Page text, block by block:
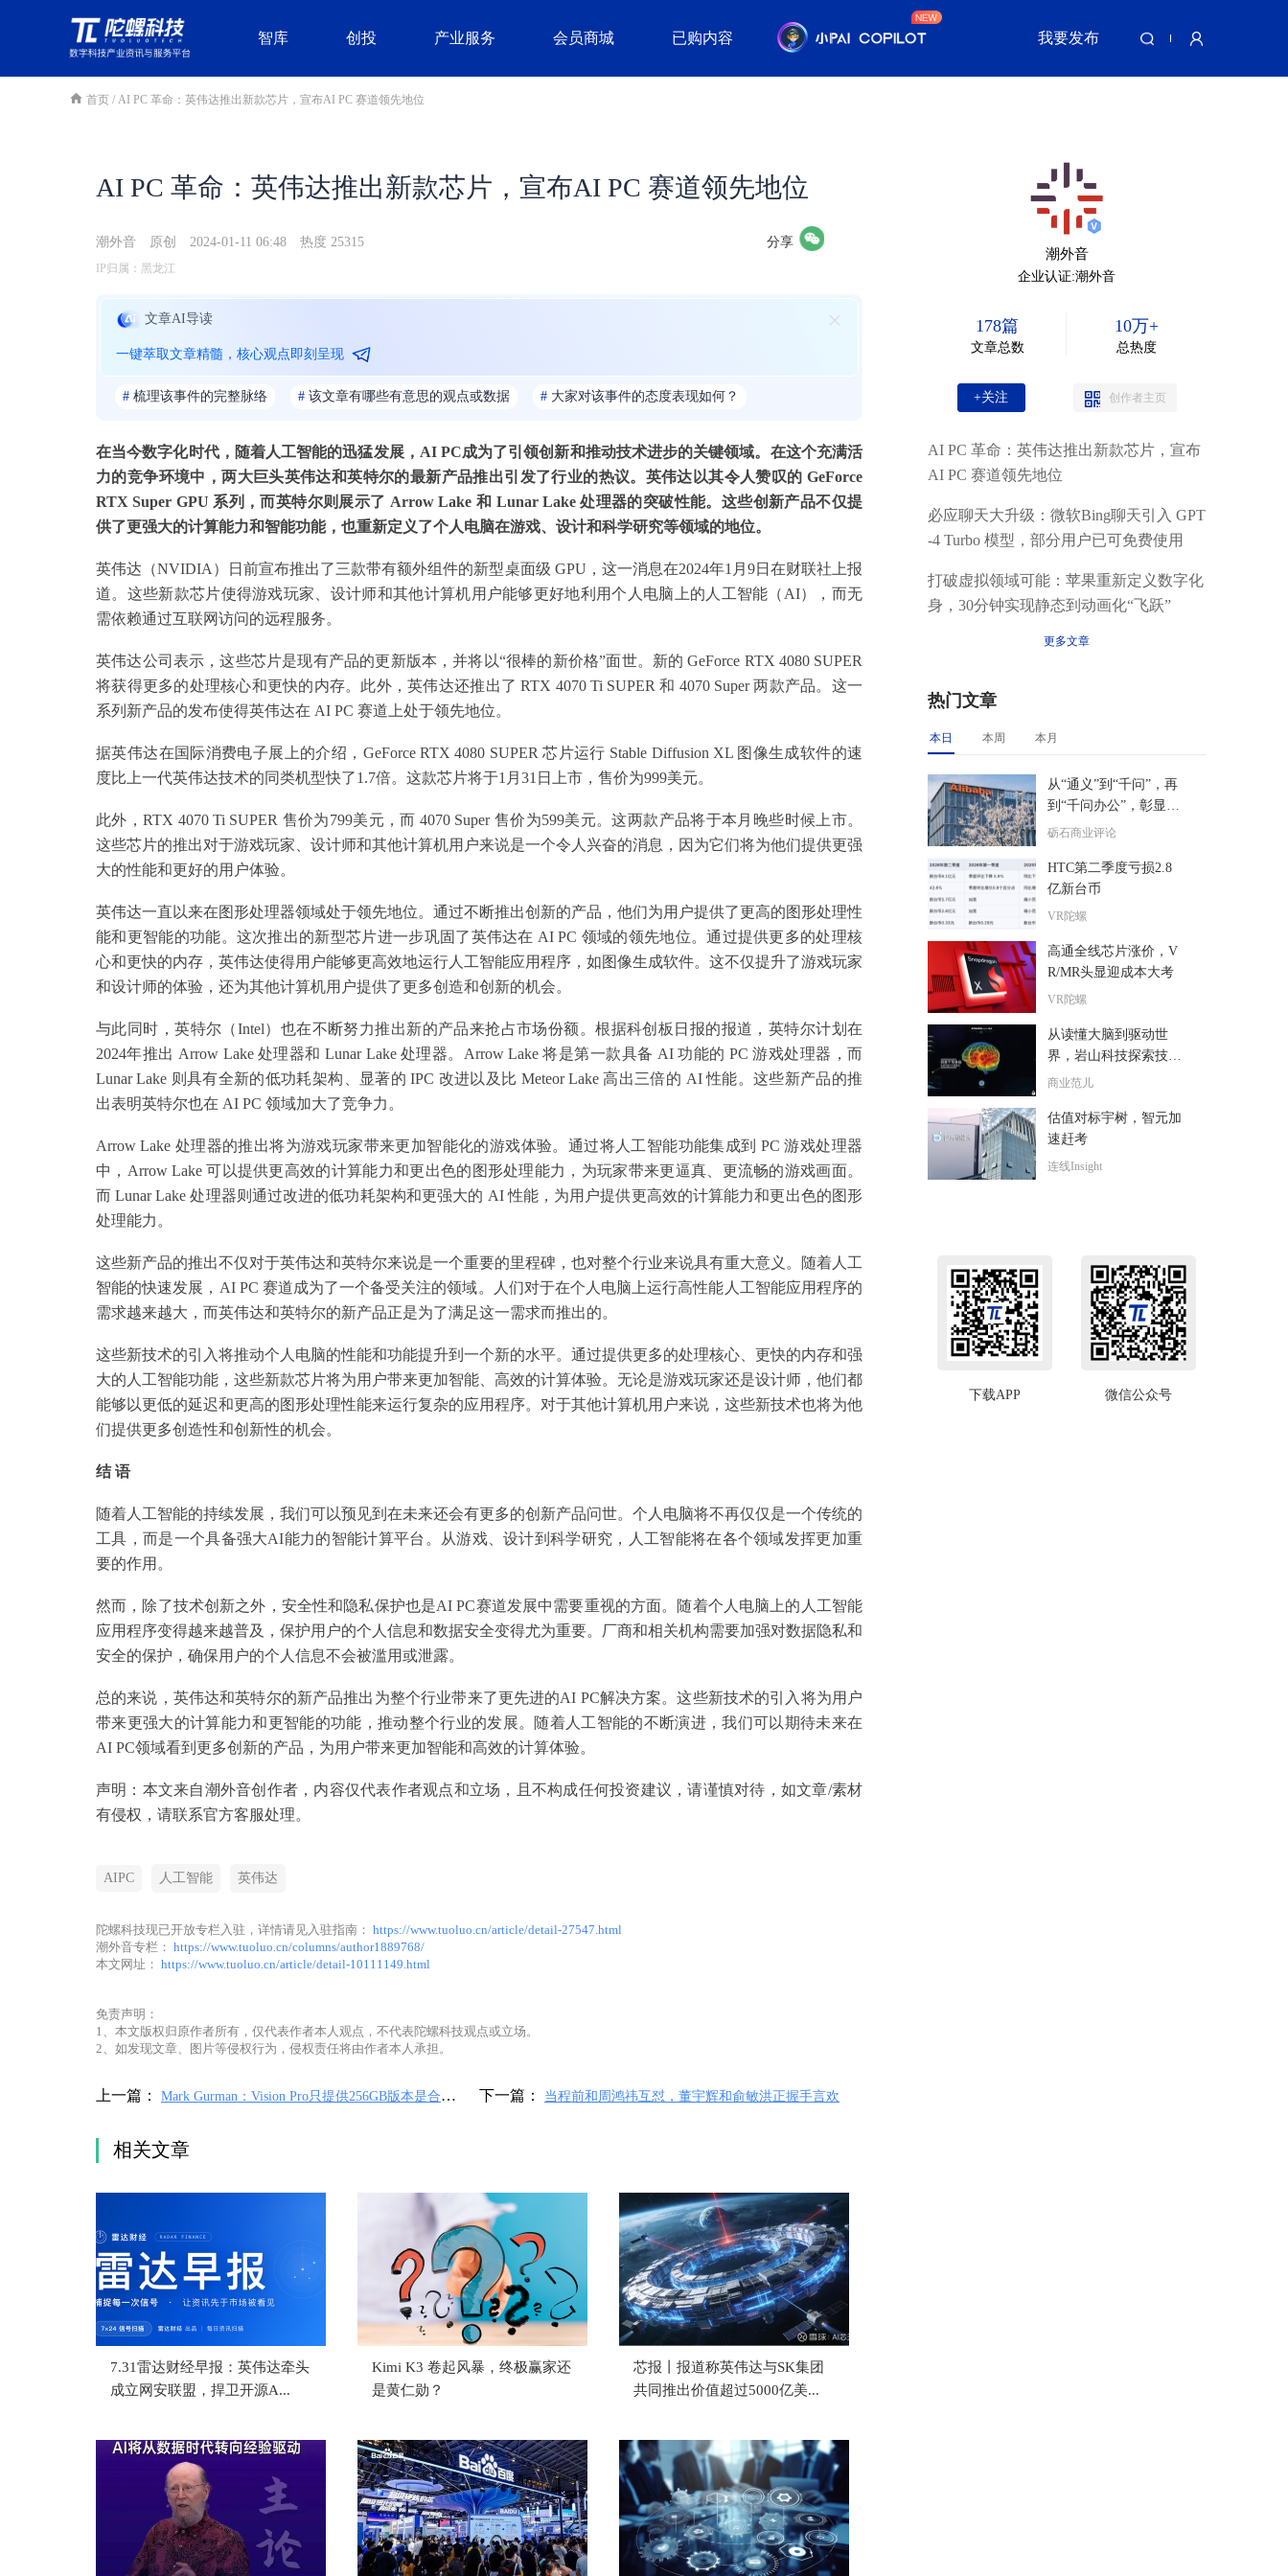
智库 创投 产业服务 会员商城 已购内容 我要发布
首页 / AI PC 革命：英伟达推出新款芯片，宣布AI PC 赛道领先地位
AI PC 革命：英伟达推出新款芯片，宣布AI PC 赛道领先地位
潮外音 原创 2024-01-11 06:48 热度 25315 分享
IP归属：黑龙江
文章AI导读
一键萃取文章精髓，核心观点即刻呈现
# 梳理该事件的完整脉络 # 该文章有哪些有意思的观点或数据 # 大家对该事件的态度表现如何？
在当今数字化时代，随着人工智能的迅猛发展，AI PC成为了引领创新和推动技术进步的关键领域。在这个充满活
力的竞争环境中，两大巨头英伟达和英特尔的最新产品推出引发了行业的热议。英伟达以其令人赞叹的 GeForce
RTX Super GPU 系列，而英特尔则展示了 Arrow Lake 和 Lunar Lake 处理器的突破性能。这些创新产品不仅提
供了更强大的计算能力和智能功能，也重新定义了个人电脑在游戏、设计和科学研究等领域的地位。
英伟达（NVIDIA）日前宣布推出了三款带有额外组件的新型桌面级 GPU，这一消息在2024年1月9日在财联社上报
道。这些新款芯片使得游戏玩家、设计师和其他计算机用户能够更好地利用个人电脑上的人工智能（AI），而无
需依赖通过互联网访问的远程服务。
英伟达公司表示，这些芯片是现有产品的更新版本，并将以“很棒的新价格”面世。新的 GeForce RTX 4080 SUPER
将获得更多的处理核心和更快的内存。此外，英伟达还推出了 RTX 4070 Ti SUPER 和 4070 Super 两款产品。这一
系列新产品的发布使得英伟达在 AI PC 赛道上处于领先地位。
据英伟达在国际消费电子展上的介绍，GeForce RTX 4080 SUPER 芯片运行 Stable Diffusion XL 图像生成软件的速
度比上一代英伟达技术的同类机型快了1.7倍。这款芯片将于1月31日上市，售价为999美元。
此外，RTX 4070 Ti SUPER 售价为799美元，而 4070 Super 售价为599美元。这两款产品将于本月晚些时候上市。
这些芯片的推出对于游戏玩家、设计师和其他计算机用户来说是一个令人兴奋的消息，因为它们将为他们提供更强
大的性能和更好的用户体验。
英伟达一直以来在图形处理器领域处于领先地位。通过不断推出创新的产品，他们为用户提供了更高的图形处理性
能和更智能的功能。这次推出的新型芯片进一步巩固了英伟达在 AI PC 领域的领先地位。通过提供更多的处理核
心和更快的内存，英伟达使得用户能够更高效地运行人工智能应用程序，如图像生成软件。这不仅提升了游戏玩家
和设计师的体验，还为其他计算机用户提供了更多创造和创新的机会。
与此同时，英特尔（Intel）也在不断努力推出新的产品来抢占市场份额。根据科创板日报的报道，英特尔计划在
2024年推出 Arrow Lake 处理器和 Lunar Lake 处理器。Arrow Lake 将是第一款具备 AI 功能的 PC 游戏处理器，而
Lunar Lake 则具有全新的低功耗架构、显著的 IPC 改进以及比 Meteor Lake 高出三倍的 AI 性能。这些新产品的推
出表明英特尔也在 AI PC 领域加大了竞争力。
Arrow Lake 处理器的推出将为游戏玩家带来更加智能化的游戏体验。通过将人工智能功能集成到 PC 游戏处理器
中，Arrow Lake 可以提供更高效的计算能力和更出色的图形处理能力，为玩家带来更逼真、更流畅的游戏画面。
而 Lunar Lake 处理器则通过改进的低功耗架构和更强大的 AI 性能，为用户提供更高效的计算能力和更出色的图形
处理能力。
这些新产品的推出不仅对于英伟达和英特尔来说是一个重要的里程碑，也对整个行业来说具有重大意义。随着人工
智能的快速发展，AI PC 赛道成为了一个备受关注的领域。人们对于在个人电脑上运行高性能人工智能应用程序的
需求越来越大，而英伟达和英特尔的新产品正是为了满足这一需求而推出的。
这些新技术的引入将推动个人电脑的性能和功能提升到一个新的水平。通过提供更多的处理核心、更快的内存和强
大的人工智能功能，这些新款芯片将为用户带来更加智能、高效的计算体验。无论是游戏玩家还是设计师，他们都
能够以更低的延迟和更高的图形处理性能来运行复杂的应用程序。对于其他计算机用户来说，这些新技术也将为他
们提供更多创造性和创新性的机会。
结 语
随着人工智能的持续发展，我们可以预见到在未来还会有更多的创新产品问世。个人电脑将不再仅仅是一个传统的
工具，而是一个具备强大AI能力的智能计算平台。从游戏、设计到科学研究，人工智能将在各个领域发挥更加重
要的作用。
然而，除了技术创新之外，安全性和隐私保护也是AI PC赛道发展中需要重视的方面。随着个人电脑上的人工智能
应用程序变得越来越普及，保护用户的个人信息和数据安全变得尤为重要。厂商和相关机构需要加强对数据隐私和
安全的保护，确保用户的个人信息不会被滥用或泄露。
总的来说，英伟达和英特尔的新产品推出为整个行业带来了更先进的AI PC解决方案。这些新技术的引入将为用户
带来更强大的计算能力和更智能的功能，推动整个行业的发展。随着人工智能的不断演进，我们可以期待未来在
AI PC领域看到更多创新的产品，为用户带来更加智能和高效的计算体验。
声明：本文来自潮外音创作者，内容仅代表作者观点和立场，且不构成任何投资建议，请谨慎对待，如文章/素材
有侵权，请联系官方客服处理。
AIPC 人工智能 英伟达
陀螺科技现已开放专栏入驻，详情请见入驻指南： https://www.tuoluo.cn/article/detail-27547.html
潮外音专栏： https://www.tuoluo.cn/columns/author1889768/
本文网址： https://www.tuoluo.cn/article/detail-10111149.html
免责声明：
1、本文版权归原作者所有，仅代表作者本人观点，不代表陀螺科技观点或立场。
2、如发现文章、图片等侵权行为，侵权责任将由作者本人承担。
上一篇： Mark Gurman：Vision Pro只提供256GB版本是合理
下一篇： 当程前和周鸿祎互怼，董宇辉和俞敏洪正握手言欢
相关文章
7.31雷达财经早报：英伟达牵头
成立网安联盟，捍卫开源A...
Kimi K3 卷起风暴，终极赢家还
是黄仁勋？
芯报丨报道称英伟达与SK集团
共同推出价值超过5000亿美...
潮外音
企业认证:潮外音
178篇
文章总数
10万+
总热度
+关注 创作者主页
AI PC 革命：英伟达推出新款芯片，宣布
AI PC 赛道领先地位
必应聊天大升级：微软Bing聊天引入 GPT
-4 Turbo 模型，部分用户已可免费使用
打破虚拟领域可能：苹果重新定义数字化
身，30分钟实现静态到动画化“飞跃”
更多文章
热门文章
本日 本周 本月
从“通义”到“千问”，再
到“千问办公”，彰显了
阿里核心层的精准决策
砺石商业评论
HTC第二季度亏损2.8
亿新台币
VR陀螺
高通全线芯片涨价，V
R/MR头显迎成本大考
VR陀螺
从读懂大脑到驱动世
界，岩山科技探索技术
落地“最后一公里”
商业范儿
估值对标宇树，智元加
速赶考
连线Insight
下载APP 微信公众号